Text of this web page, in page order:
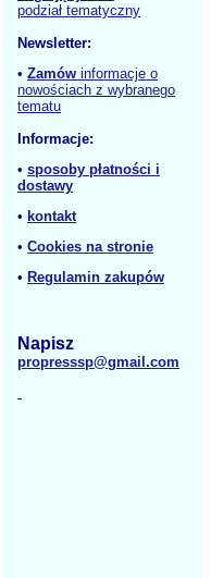
podział tematyczny
Newsletter:
• Zamów informacje o
nowościach z wybranego
tematu
Informacje:
• sposoby płatności i
dostawy
• kontakt
• Cookies na stronie
• Regulamin zakupów
Napisz
propresssp@gmail.com